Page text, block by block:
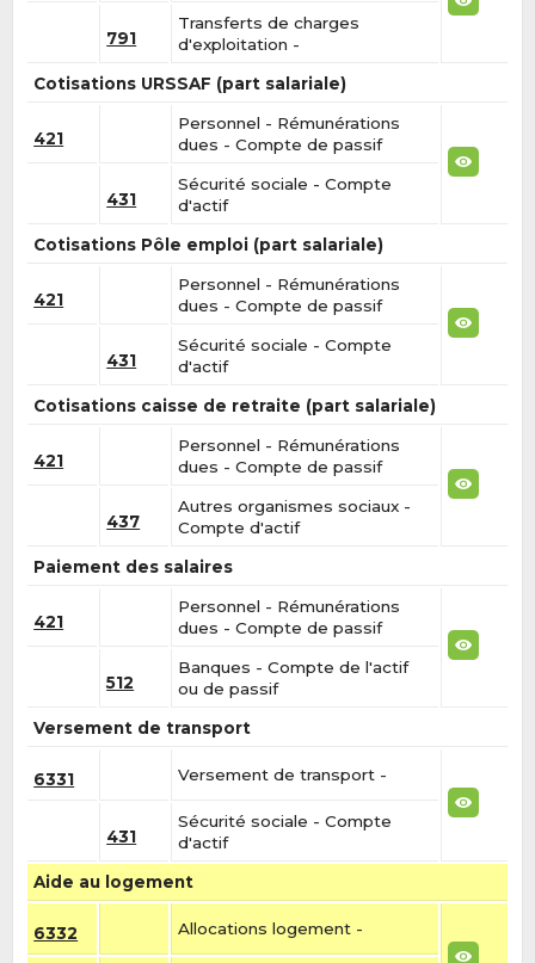
791
Transferts de charges
d'exploitation -
Cotisations URSSAF (part salariale)
421
Personnel - Rémunérations
dues - Compte de passif
431
Sécurité sociale - Compte
d'actif
Cotisations Pôle emploi (part salariale)
421
Personnel - Rémunérations
dues - Compte de passif
431
Sécurité sociale - Compte
d'actif
Cotisations caisse de retraite (part salariale)
421
Personnel - Rémunérations
dues - Compte de passif
437
Autres organismes sociaux -
Compte d'actif
Paiement des salaires
421
Personnel - Rémunérations
dues - Compte de passif
512
Banques - Compte de l'actif
ou de passif
Versement de transport
6331 Versement de transport -
431
Sécurité sociale - Compte
d'actif
Aide au logement
6332 Allocations logement -